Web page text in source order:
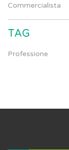
Commercialista
TAG
Professione